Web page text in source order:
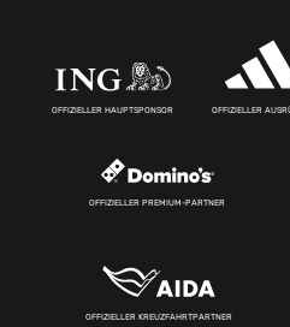
OFFIZIELLER HAUPTSPONSOR OFFIZIELLER
OFFIZIELLER PREMIUM-PARTNER
OFFIZIELLER KREUZFAHRTPARTNER